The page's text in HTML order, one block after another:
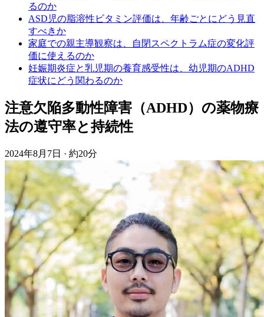
るのか
ASD児の脂溶性ビタミン評価は、年齢ごとにどう見直
すべきか
家庭での親主導観察は、自閉スペクトラム症の変化評
価に使えるのか
妊娠期炎症と乳児期の養育感受性は、幼児期のADHD
症状にどう関わるのか
注意欠陥多動性障害（ADHD）の薬物療
法の遵守率と持続性
2024年8月7日 · 約20分